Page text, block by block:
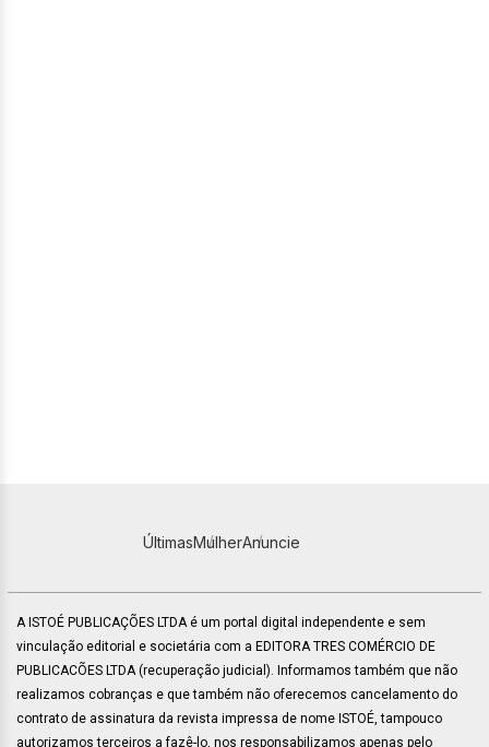
ÚltimasMulherAnuncie
A ISTOÉ PUBLICAÇÕES LTDA é um portal digital independente e sem
vinculação editorial e societária com a EDITORA TRES COMÉRCIO DE
PUBLICACÕES LTDA (recuperação judicial). Informamos também que não
realizamos cobranças e que também não oferecemos cancelamento do
contrato de assinatura da revista impressa de nome ISTOÉ, tampouco
autorizamos terceiros a fazê-lo, nos responsabilizamos apenas pelo